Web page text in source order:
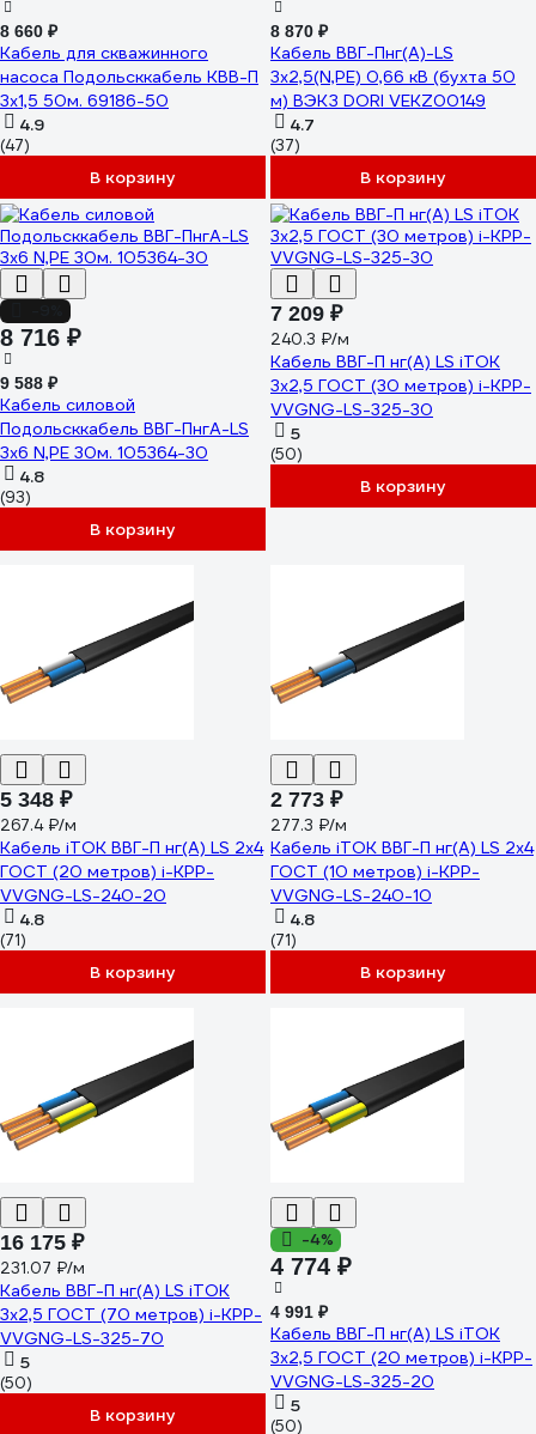
8 660 ₽
Кабель для скважинного
насоса Подольсккабель КВВ-П
3x1,5 50м. 69186-50
4.9
(47)
В корзину
8 870 ₽
Кабель ВВГ-Пнг(А)-LS
3х2,5(N,PE) 0,66 кВ (бухта 50
м) ВЭКЗ DORI VEKZ00149
4.7
(37)
В корзину
8 716 ₽
9 588 ₽
Кабель силовой
Подольсккабель ВВГ-ПнгА-LS
3x6 N,PE 30м. 105364-30
4.8
(93)
В корзину
7 209 ₽
240.3 ₽/м
Кабель ВВГ-П нг(А) LS iTOK
3x2,5 ГОСТ (30 метров) i-KPP-
VVGNG-LS-325-30
5
(50)
В корзину
5 348 ₽
267.4 ₽/м
Кабель iTOK ВВГ-П нг(А) LS 2x4
ГОСТ (20 метров) i-KPP-
VVGNG-LS-240-20
4.8
(71)
В корзину
2 773 ₽
277.3 ₽/м
Кабель iTOK ВВГ-П нг(А) LS 2x4
ГОСТ (10 метров) i-KPP-
VVGNG-LS-240-10
4.8
(71)
В корзину
16 175 ₽
231.07 ₽/м
Кабель ВВГ-П нг(А) LS iTOK
3x2,5 ГОСТ (70 метров) i-KPP-
VVGNG-LS-325-70
5
(50)
В корзину
-4%
4 774 ₽
4 991 ₽
Кабель ВВГ-П нг(А) LS iTOK
3x2,5 ГОСТ (20 метров) i-KPP-
VVGNG-LS-325-20
5
(50)